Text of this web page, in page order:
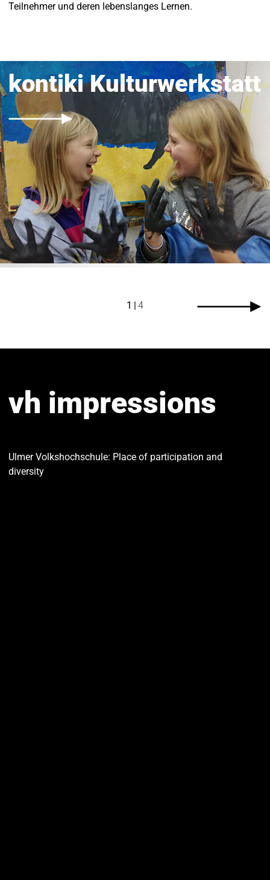
Teilnehmer und deren lebenslanges Lernen.
kontiki Kulturwerkstatt
1 4
vh impressions
Ulmer Volkshochschule: Place of participation and
diversity